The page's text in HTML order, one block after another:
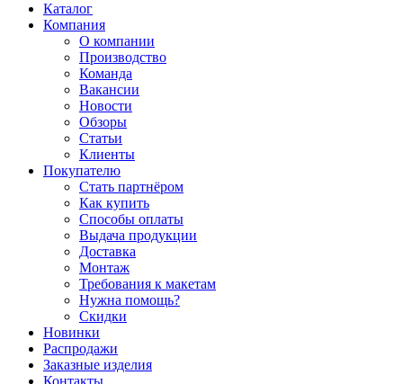
Каталог
Компания
О компании
Производство
Команда
Вакансии
Новости
Обзоры
Статьи
Клиенты
Покупателю
Стать партнёром
Как купить
Способы оплаты
Выдача продукции
Доставка
Монтаж
Требования к макетам
Нужна помощь?
Скидки
Новинки
Распродажи
Заказные изделия
Контакты